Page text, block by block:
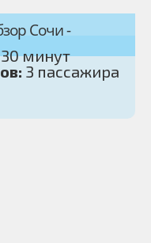
Сочи -
30 минут
3 пассажира